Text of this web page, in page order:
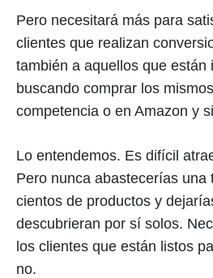
Pero necesitará más para
clientes que realizan
también a aquellos que están
buscando comprar los
competencia o en Amazon y
Lo entendemos. Es difícil
Pero nunca abastecerías una
cientos de productos y
descubrieran por sí solos.
los clientes que están listos
no.